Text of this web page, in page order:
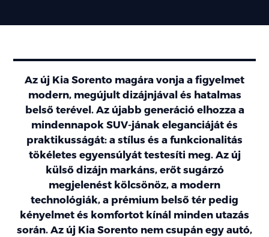
Az új Kia Sorento magára vonja a figyelmet
modern, megújult dizájnjával és hatalmas
belső terével. Az újabb generáció elhozza a
mindennapok SUV-jának eleganciáját és
praktikusságát: a stílus és a funkcionalitás
tökéletes egyensúlyát testesíti meg. Az új
külső dizájn markáns, erőt sugárzó
megjelenést kölcsönöz, a modern
technológiák, a prémium belső tér pedig
kényelmet és komfortot kínál minden utazás
során. Az új Kia Sorento nem csupán egy autó,